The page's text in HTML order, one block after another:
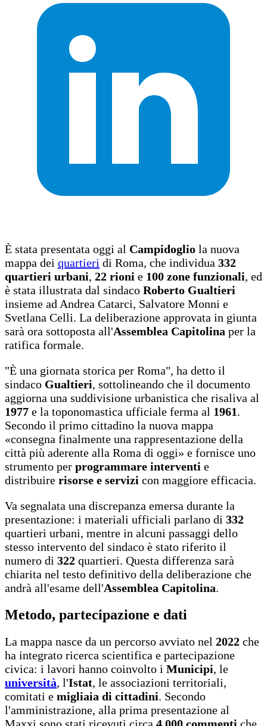
È stata presentata oggi al Campidoglio la nuova
mappa dei quartieri di Roma, che individua 332
quartieri urbani, 22 rioni e 100 zone funzionali, ed
è stata illustrata dal sindaco Roberto Gualtieri
insieme ad Andrea Catarci, Salvatore Monni e
Svetlana Celli. La deliberazione approvata in giunta
sarà ora sottoposta all'Assemblea Capitolina per la
ratifica formale.
"È una giornata storica per Roma", ha detto il
sindaco Gualtieri, sottolineando che il documento
aggiorna una suddivisione urbanistica che risaliva al
1977 e la toponomastica ufficiale ferma al 1961.
Secondo il primo cittadino la nuova mappa
«consegna finalmente una rappresentazione della
città più aderente alla Roma di oggi» e fornisce uno
strumento per programmare interventi e
distribuire risorse e servizi con maggiore efficacia.
Va segnalata una discrepanza emersa durante la
presentazione: i materiali ufficiali parlano di 332
quartieri urbani, mentre in alcuni passaggi dello
stesso intervento del sindaco è stato riferito il
numero di 322 quartieri. Questa differenza sarà
chiarita nel testo definitivo della deliberazione che
andrà all'esame dell'Assemblea Capitolina.
Metodo, partecipazione e dati
La mappa nasce da un percorso avviato nel 2022 che
ha integrato ricerca scientifica e partecipazione
civica: i lavori hanno coinvolto i Municipi, le
università, l'Istat, le associazioni territoriali,
comitati e migliaia di cittadini. Secondo
l'amministrazione, alla prima presentazione al